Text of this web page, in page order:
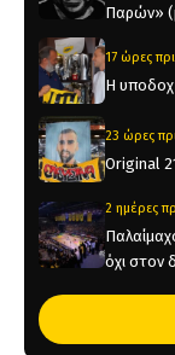
Παρών»
17 ώρες
Η
23 ώρες
Original
2 ημέρες
όχι στον
2 ημέρες